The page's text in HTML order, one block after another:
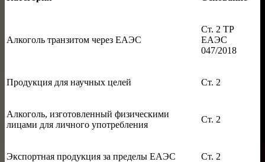
Алкоголь транзитом через ЕАЭС
Ст. 2 ТР
ЕАЭС
047/2018
Продукция для научных целей Ст. 2
Алкоголь, изготовленный физическими
лицами для личного употребления
Ст. 2
Экспортная продукция за пределы ЕАЭС Ст. 2